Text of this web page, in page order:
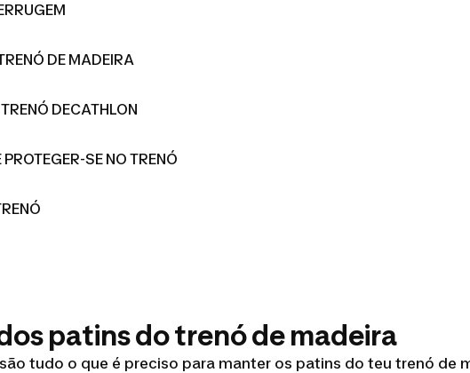
DE MADEIRA
DECATHLON
SE NO TRENÓ
patins do trenó de madeira
tudo o que é preciso para manter os patins do teu trenó de